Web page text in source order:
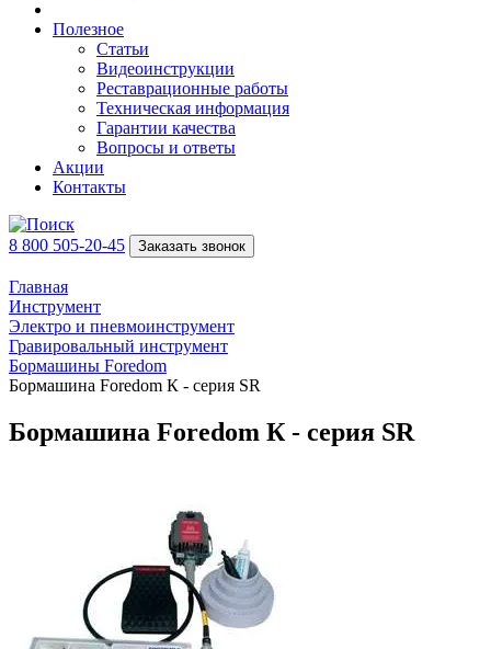
Полезное
Статьи
Видеоинструкции
Реставрационные работы
Техническая информация
Гарантии качества
Вопросы и ответы
Акции
Контакты
8 800 505-20-45 Заказать звонок
Главная
Инструмент
Электро и пневмоинструмент
Гравировальный инструмент
Бормашины Foredom
Бормашина Foredom К - серия SR
Бормашина Foredom К - серия SR